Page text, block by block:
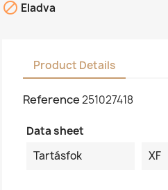
 Eladva
Product Details
Reference251027418
Data sheet
Tartásfok
XF